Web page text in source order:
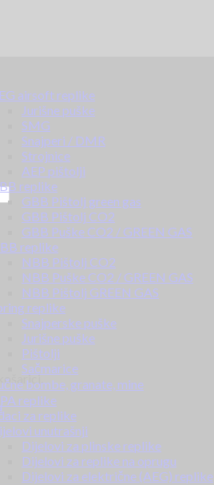
airsoft replike
Jurišne puške
SMG
Snajperi / DMR
Strojnice
AEP pištolji
replike
GBB Pištolj green gas
GBB Pištolj CO2
GBB Puške CO2 / GREEN GAS
replike
NBB Pištolj CO2
NBB Puške CO2 / GREEN GAS
NBB Pištolj GREEN GAS
replike
Snajperske puške
Jurišne puške
Pištolji
Sačmarice
bombe, granate, mine
replike
za replike
unutrašnji
Dijelovi za plinske replike
Dijelovi za replike na oprugu
Dijelovi za električne (AEG) replike